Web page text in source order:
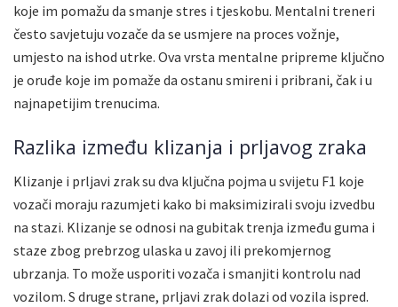
koje im pomažu da smanje stres i tjeskobu. Mentalni treneri
često savjetuju vozače da se usmjere na proces vožnje,
umjesto na ishod utrke. Ova vrsta mentalne pripreme ključno
je oruđe koje im pomaže da ostanu smireni i pribrani, čak i u
najnapetijim trenucima.
Razlika između klizanja i prljavog zraka
Klizanje i prljavi zrak su dva ključna pojma u svijetu F1 koje
vozači moraju razumjeti kako bi maksimizirali svoju izvedbu
na stazi. Klizanje se odnosi na gubitak trenja između guma i
staze zbog prebrzog ulaska u zavoj ili prekomjernog
ubrzanja. To može usporiti vozača i smanjiti kontrolu nad
vozilom. S druge strane, prljavi zrak dolazi od vozila ispred.